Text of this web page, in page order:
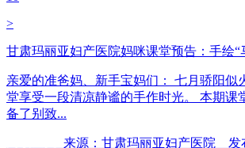
>
甘肃玛丽亚妇产医院妈咪课堂预告：手绘“
亲爱的准爸妈、新手宝妈们： 七月骄阳似
堂享受一段清凉静谧的手作时光。 本期课
备了别致...
来源：甘肃玛丽亚妇产医院 发